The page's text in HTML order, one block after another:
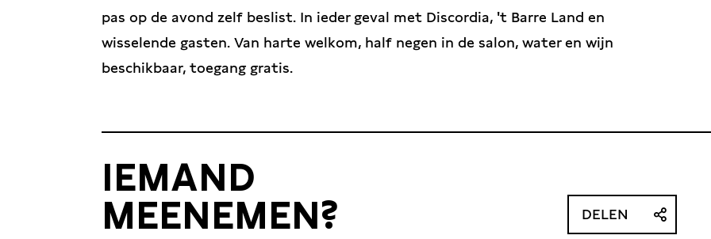
pas op de avond zelf beslist. In ieder geval met Discordia, 't Barre Land en
wisselende gasten. Van harte welkom, half negen in de salon, water en wijn
beschikbaar, toegang gratis.
IEMAND
MEENEMEN?
DELEN